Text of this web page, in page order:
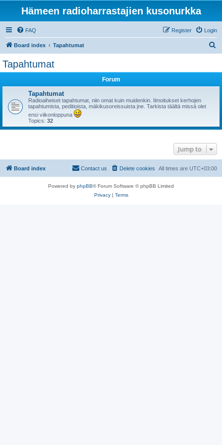
Hämeen radioharrastajien kusonurkka
FAQ Login
Register
Board index Tapahtumat
Tapahtumat
Forum
Tapahtumat
Radioaiheiset tapahtumat, niin omat kuin muidenkin. Ilmoitukset kerhojen
tapahtumista, peditioista, mäkikusoreissuista jne. Tarkista täältä missä olet
ensi viikonloppuna
Topics: 32
Jump to
Board index All times are UTC+03:00
Delete cookies
Contact us
Powered by phpBB® Forum Software © phpBB Limited
Privacy| Terms